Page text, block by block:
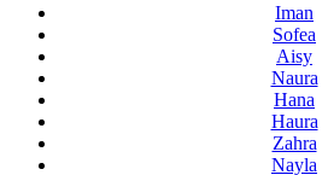
Iman
Sofea
Aisy
Naura
Hana
Haura
Zahra
Nayla